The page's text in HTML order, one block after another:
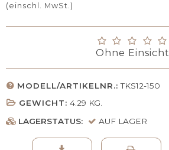
(einschl. MwSt.)
Ohne Einsicht
MODELL/ARTIKELNR.: TKS12-150
GEWICHT: 4.29 KG.
LAGERSTATUS:
AUF LAGER